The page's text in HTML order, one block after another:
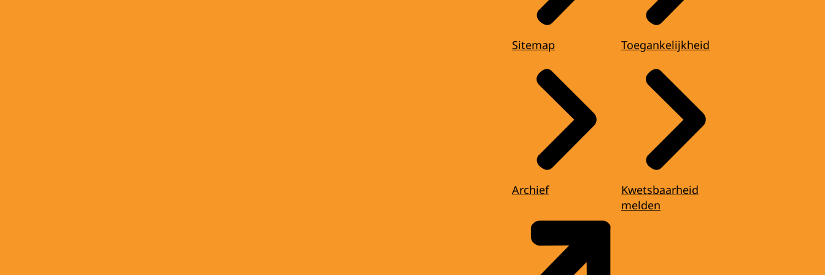
Sitemap
Archief
Toegankelijkheid
Kwetsbaarheid
melden